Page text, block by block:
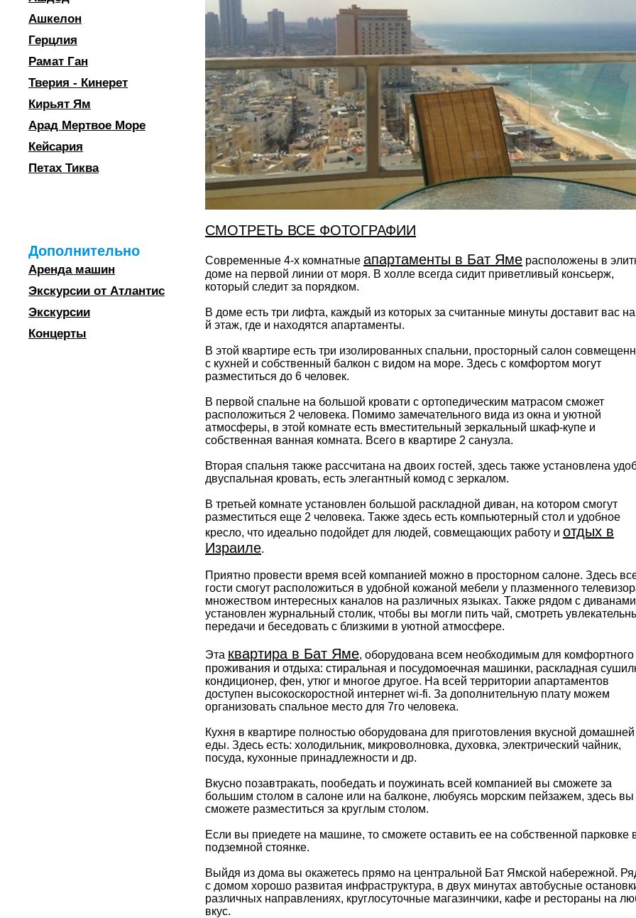
Ашкелон
Герцлия
Рамат Ган
Тверия - Кинерет
Кирьят Ям
Арад Мертвое Море
Кейсария
Петах Тиква
Дополнительно
Аренда машин
Экскурсии от Атлантис
Экскурсии
Концерты
СМОТРЕТЬ ВСЕ ФОТОГРАФИИ
Современные 4-х комнатные апартаменты в Бат Яме расположены в
доме на первой линии от моря. В холле всегда сидит приветливый консьерж,
который следит за порядком.
В доме есть три лифта, каждый из которых за считанные минуты доставит вас
й этаж, где и находятся апартаменты.
В этой квартире есть три изолированных спальни, просторный салон
с кухней и собственный балкон с видом на море. Здесь с комфортом могут
разместиться до 6 человек.
В первой спальне на большой кровати с ортопедическим матрасом сможет
расположиться 2 человека. Помимо замечательного вида из окна и уютной
атмосферы, в этой комнате есть вместительный зеркальный шкаф-купе и
собственная ванная комната. Всего в квартире 2 санузла.
Вторая спальня также рассчитана на двоих гостей, здесь также установлена
двуспальная кровать, есть элегантный комод с зеркалом.
В третьей комнате установлен большой раскладной диван, на котором смогут
разместиться еще 2 человека. Также здесь есть компьютерный стол и удобное
кресло, что идеально подойдет для людей, совмещающих работу и отдых в
Израиле.
Приятно провести время всей компанией можно в просторном салоне. Здесь
гости смогут расположиться в удобной кожаной мебели у плазменного
множеством интересных каналов на различных языках. Также рядом с диванами
установлен журнальный столик, чтобы вы могли пить чай, смотреть
передачи и беседовать с близкими в уютной атмосфере.
Эта квартира в Бат Яме, оборудована всем необходимым для комфортного
проживания и отдыха: стиральная и посудомоечная машинки, раскладная
кондиционер, фен, утюг и многое другое. На всей территории апартаментов
доступен высокоскоростной интернет wi-fi. За дополнительную плату можем
организовать спальное место для 7го человека.
Кухня в квартире полностью оборудована для приготовления вкусной домашней
еды. Здесь есть: холодильник, микроволновка, духовка, электрический чайник,
посуда, кухонные принадлежности и др.
Вкусно позавтракать, пообедать и поужинать всей компанией вы сможете за
большим столом в салоне или на балконе, любуясь морским пейзажем, здесь вы
сможете разместиться за круглым столом.
Если вы приедете на машине, то сможете оставить ее на собственной парковке
подземной стоянке.
Выйдя из дома вы окажетесь прямо на центральной Бат Ямской набережной.
с домом хорошо развитая инфраструктура, в двух минутах автобусные
различных направлениях, круглосуточные магазинчики, кафе и рестораны на
вкус.